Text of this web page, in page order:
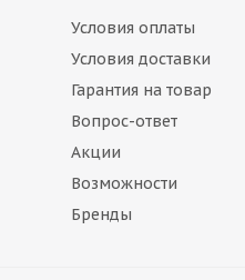
Условия оплаты
Условия доставки
Гарантия на товар
Вопрос-ответ
Акции
Возможности
Бренды